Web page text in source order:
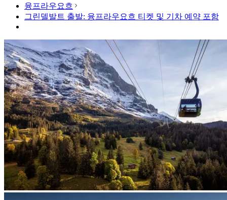
융프라우요흐
그린델발트 출발: 융프라우요흐 티켓 및 기차 예약 포함